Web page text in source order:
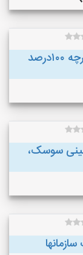
سمپاشی ساس کنه سوسک موریانه مورچه ۱۰۰درصد
سوسک،